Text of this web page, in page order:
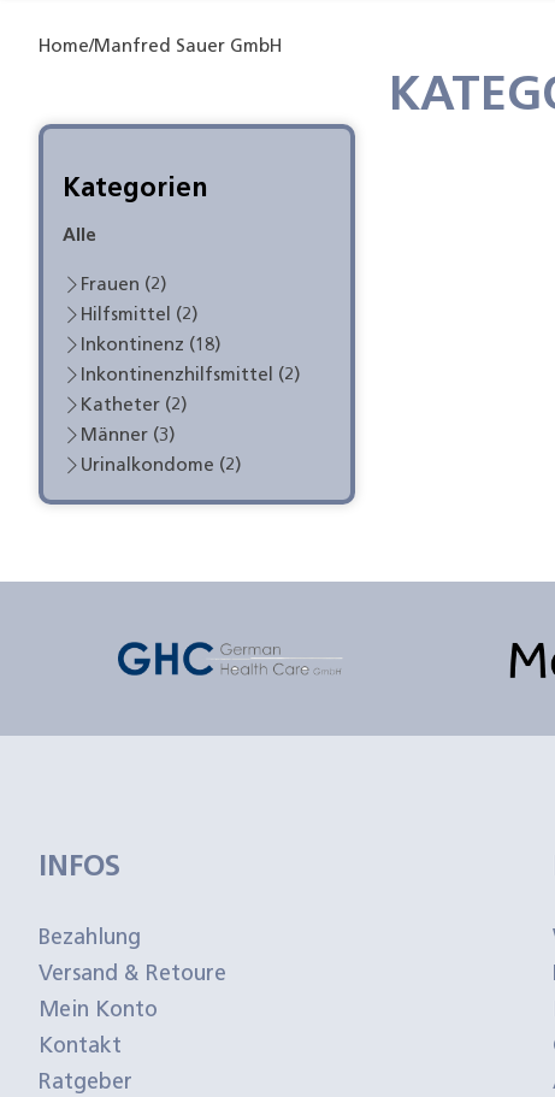
Home/Manfred Sauer GmbH
Kategorien
Alle
Frauen (2)
Hilfsmittel (2)
Inkontinenz (18)
Inkontinenzhilfsmittel (2)
Katheter (2)
Männer (3)
Urinalkondome (2)
INFOS
Bezahlung
Versand & Retoure
Mein Konto
Kontakt
Ratgeber